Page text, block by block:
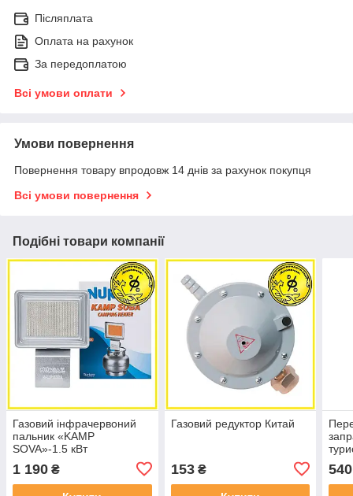
Післяплата
Оплата на рахунок
За передоплатою
Всі умови оплати
Умови повернення
Повернення товару впродовж 14 днів за рахунок покупця
Всі умови повернення
Подібні товари компанії
Газовий інфрачервоний
пальник «KAMP
SOVA»-1.5 кВт
1 190 ₴
Газовий редуктор Китай
153₴ 540